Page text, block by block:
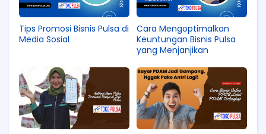
Tips Promosi Bisnis Pulsa di
Media Sosial
Cara Mengoptimalkan
Keuntungan Bisnis Pulsa
yang Menjanjikan